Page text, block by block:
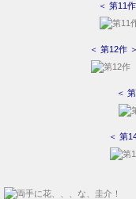
＜ 第11
＜ 第12作 ＞
＜
＜ 第